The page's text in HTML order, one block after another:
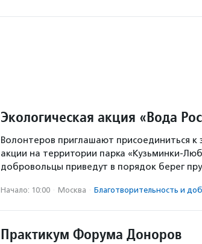
Экологическая акция «Вода
Волонтеров приглашают присоединиться к
акции на территории парка «Кузьминки-
добровольцы приведут в порядок берег
Начало: 10:00 · Москва · Благотвори­тель­ность и
Практикум Форума Доноров